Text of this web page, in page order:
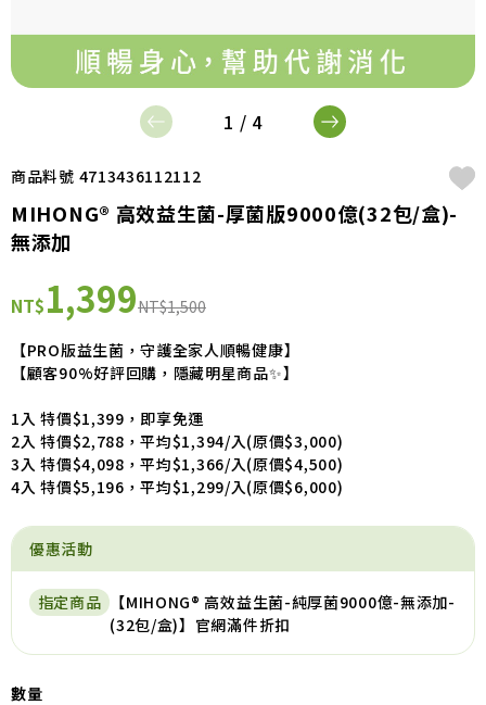
1 / 4
商品料號 4713436112112
MIHONG® 高效益生菌-厚菌版9000億(32包/盒)-
無添加
NT$1,399NT$1,500
【PRO版益生菌，守護全家人順暢健康】
【顧客90%好評回購，隱藏明星商品✨】
1入 特價$1,399，即享免運
2入 特價$2,788，平均$1,394/入(原價$3,000)
3入 特價$4,098，平均$1,366/入(原價$4,500)
4入 特價$5,196，平均$1,299/入(原價$6,000)
優惠活動
指定商品
【MIHONG® 高效益生菌-純厚菌9000億-無添加-
(32包/盒)】官網滿件折扣
數量